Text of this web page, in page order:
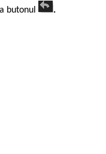
butonul
.